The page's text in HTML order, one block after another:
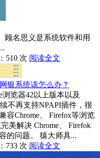
顾名思义是系统软件和用
510 次 阅读全文
银系统该怎么办？
浏览器42以上版本以及
不再支持NPAPI插件，很
容Chrome、 Firefox等浏览
美解决 Chrome、 Firefok
的问题。 猿大师具...
733 次 阅读全文